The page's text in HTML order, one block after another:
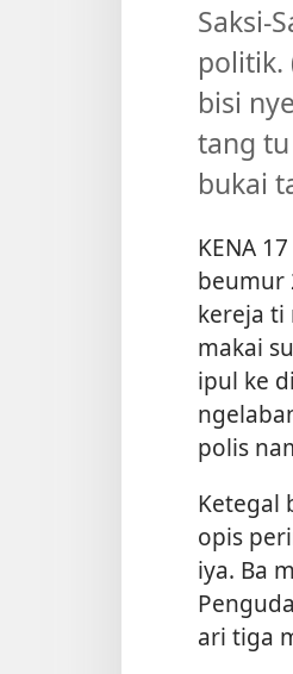
Saksi-
politik.
bisi
tang
bukai
KENA
beumur
kereja ti
makai
ipul ke
polis
Ketegal
opis
iya. Ba
ari tiga